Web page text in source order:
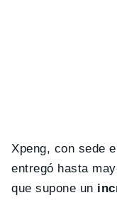
Xpeng, con sede
entregó hasta
que supone un